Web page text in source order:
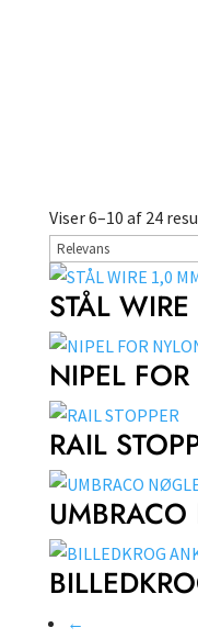
Viser 6–10 af 24
STÅL
NIPEL
RAIL
←